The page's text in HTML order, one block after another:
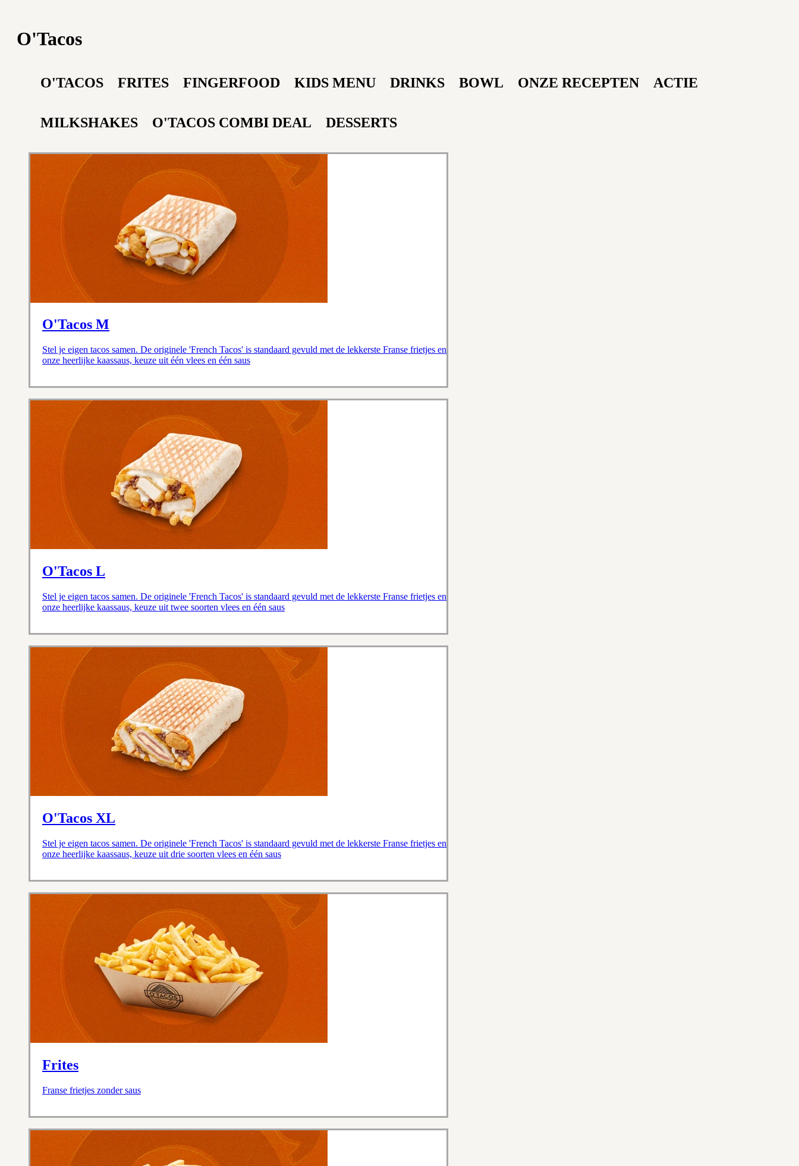
O'Tacos
O'TACOS FRITES FINGERFOOD KIDS MENU DRINKS BOWL ONZE RECEPTEN ACTIE
MILKSHAKES O'TACOS COMBI DEAL DESSERTS
O'Tacos M
Stel je eigen tacos samen. De originele 'French Tacos' is standaard gevuld met de lekkerste Franse frietjes en
onze heerlijke kaassaus, keuze uit één vlees en één saus
O'Tacos L
Stel je eigen tacos samen. De originele 'French Tacos' is standaard gevuld met de lekkerste Franse frietjes en
onze heerlijke kaassaus, keuze uit twee soorten vlees en één saus
O'Tacos XL
Stel je eigen tacos samen. De originele 'French Tacos' is standaard gevuld met de lekkerste Franse frietjes en
onze heerlijke kaassaus, keuze uit drie soorten vlees en één saus
Frites
Franse frietjes zonder saus